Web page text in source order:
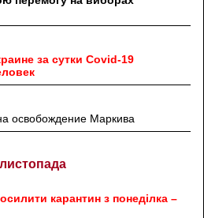
за сутки Covid-19
освобождение Маркива
карантин з понеділка –